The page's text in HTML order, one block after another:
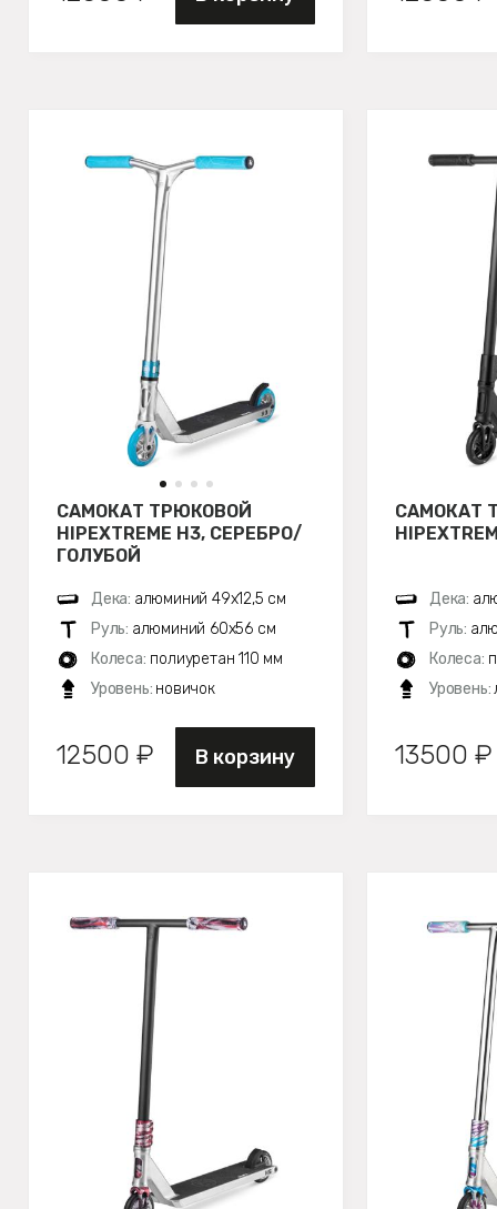
САМОКАТ ТРЮКОВОЙ
HIPEXTREME H3, СЕРЕБРО/
ГОЛУБОЙ
Дека: алюминий 49х12,5 см
Руль: алюминий 60х56 см
Колеса: полиуретан 110 мм
Уровень: новичок
12500 ₽ В корзину
САМОКАТ
Дека:
Руль:
Колеса:
Уровень:
13500 ₽